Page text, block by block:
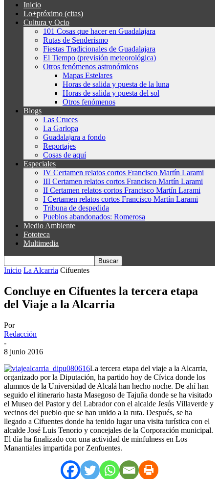
Inicio
Lo+próximo (citas)
Cultura y Ocio
101 Cosas que hacer en Guadalajara
Rutas de Senderismo
Fiestas Tradicionales de Guadalajara
El Tiempo (previsión meteorológica)
Otros fenómenos astronómicos
Mapas Estelares
Horas de salida y puesta de la luna
Horas de salida y puesta del sol
Otros fenómenos
Blogs
Las Cruces
La Garlopa
Guadalajara a fondo
Reportajes
Cosas de aquí
Especiales
IV Certamen relatos cortos Francisco Martín Larami
III Certamen relatos cortos Francisco Martín Larami
II Certamen relatos cortos Francisco Martín Larami
I Certamen relatos cortos Francisco Martín Larami
Tribuna de despedida
Pueblos abandonados: Romerosa
Medio Ambiente
Fototeca
Multimedia
Inicio La Alcarria Cifuentes
Concluye en Cifuentes la tercera etapa
del Viaje a la Alcarria
Por
Redacción
-
8 junio 2016
La tercera etapa del viaje a la Alcarria,
organizado por la Diputación, ha partido hoy de Cívica donde los
alumnos de la Universidad de Alcalá han hecho noche. De ahí han
seguido el itinerario hasta Masegoso de Tajuña donde se ha visitado
el Museo del Pastor y del Labrador con el alcalde Jesús Villaverde y
vecinos del pueblo que se han unido a la ruta. Después, se ha
llegado a Cifuentes donde ha tenido lugar una visita turística con el
alcalde José Luis Tenorio y concejales de la Corporación municipal.
El día ha finalizado con una actividad de minfulness en Los
Manantiales impartida por Zenfuentes.